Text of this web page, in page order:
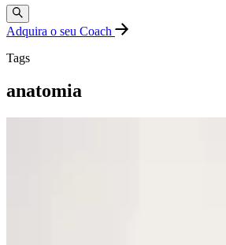
Adquira o seu Coach
Tags
anatomia